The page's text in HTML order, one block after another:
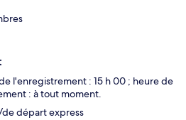
l'enregistrement : 15 h 00 ; heure de
: à tout moment.
de départ express